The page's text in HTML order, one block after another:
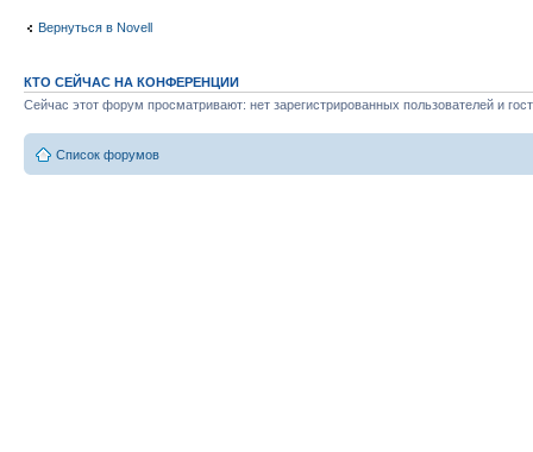
Вернуться в Novell
КТО СЕЙЧАС НА КОНФЕРЕНЦИИ
Сейчас этот форум просматривают: нет зарегистрированных пользователей и
Список форумов